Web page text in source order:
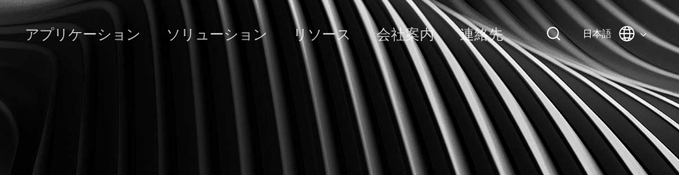
アプリケーション ソリューション リソース 会社案内 連絡先 日本語